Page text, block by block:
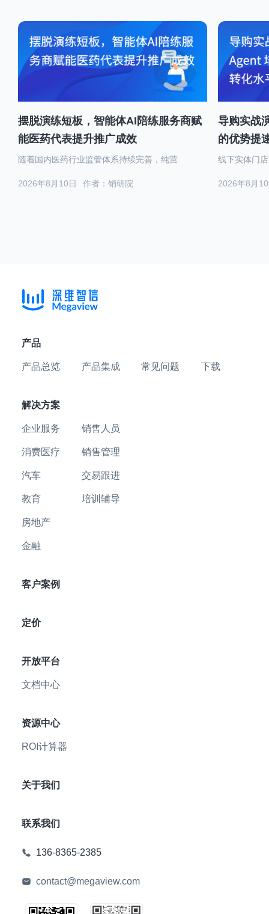
摆脱演练短板，智能体AI陪练服务商赋
能医药代表提升推广成效
作者：销研院
2026年8月10日
随着国内医药行业监管体系持续完善，纯营
导购实战
的优势提
2026年8月
线下实体门
产品
产品总览 产品集成 常见问题 下载
解决方案
企业服务
消费医疗
汽车
教育
房地产
金融
销售人员
销售管理
交易跟进
培训辅导
客户案例
定价
开放平台
文档中心
资源中心
ROI计算器
关于我们
联系我们
136-8365-2385
contact@megaview.com